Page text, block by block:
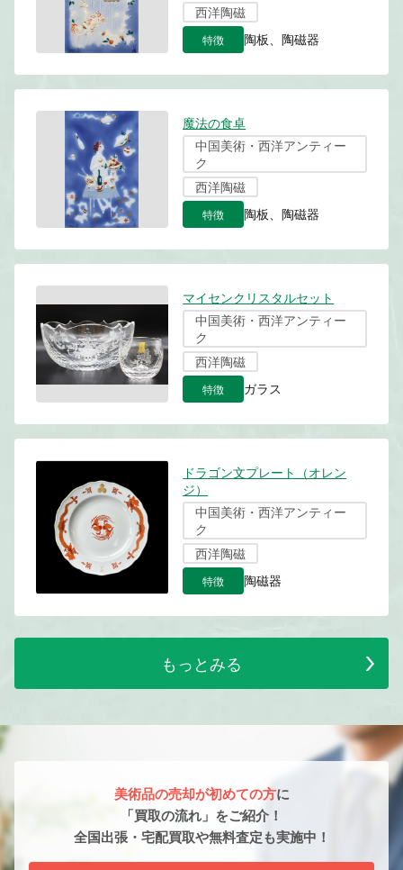
西洋陶磁
特徴 陶板、陶磁器
魔法の食卓
中国美術・西洋アンティー
ク
西洋陶磁
特徴 陶板、陶磁器
マイセンクリスタルセット
中国美術・西洋アンティー
ク
西洋陶磁
特徴 ガラス
ドラゴン文プレート（オレン
ジ）
中国美術・西洋アンティー
ク
西洋陶磁
特徴 陶磁器
もっとみる
美術品の売却が初めての方に
「買取の流れ」をご紹介！
全国出張・宅配買取や無料査定も実施中！